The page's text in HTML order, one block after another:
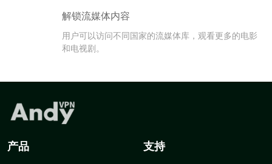
解锁流媒体内容
用户可以访问不同国家的流媒体库，观看更多的电影
和电视剧。
产品 支持